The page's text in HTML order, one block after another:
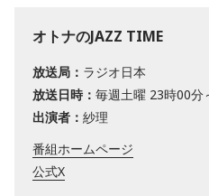
オトナのJAZZ TIME
放送局： ラジオ日本
放送日時： 毎週土曜 23時00分
出演者： 紗理
番組ホームページ
公式X